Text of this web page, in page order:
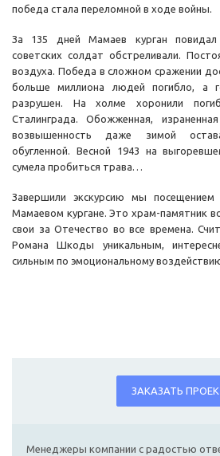
победа стала переломной в ходе войны.
За 135 дней Мамаев курган повидал
советских солдат обстреливали.
воздуха. Победа в сложном сражении
больше миллиона людей погибло, а
разрушен. На холме хоронили
Сталинграда. Обожженная,
возвышенность даже зимой
обугленной. Весной 1943 на
сумела пробиться трава…
Завершили экскурсию мы
Мамаевом кургане. Это храм-памятник
свои за Отечество во все времена.
Романа Шкоды уникальным,
сильным по эмоциональному
ЗАКАЗАТЬ
Менеджеры компании с радостью